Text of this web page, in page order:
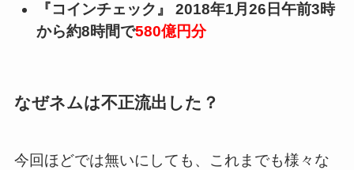
『コインチェック』 2018年1月26日午前3時
から約8時間で580億円分
なぜネムは不正流出した？
今回ほどでは無いにしても、これまでも様々な